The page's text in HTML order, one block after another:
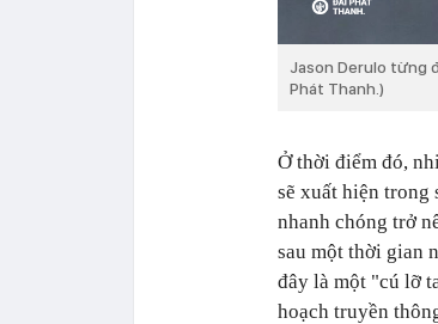
Jason Derulo từng
Phát Thanh.)
Ở thời điểm đó,
sẽ xuất hiện trong
nhanh chóng trở
sau một thời gian
đây là một "cú lỡ
hoạch truyền